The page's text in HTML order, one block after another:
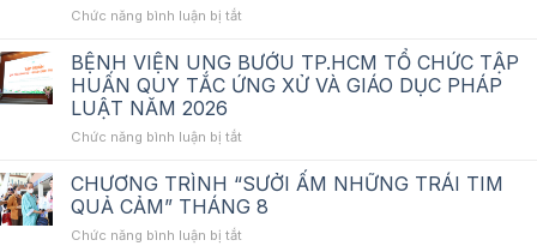
định_Nâng
cấp
hệ
mạng
dây
tại
BV
Ung
Chức năng bình luận bị tắt
báo
chào
giá_Tư
cấp
hệ
thống
mạng
BỆNH VIỆN UNG BƯỚU TP.HCM TỔ CHỨC TẬP
HUẤN QUY TẮC ỨNG XỬ VÀ GIÁO DỤC PHÁP
LUẬT NĂM 2026
Chức năng bình luận bị tắt
VIỆN
UNG
BƯỚU
TP.HCM
CHƯƠNG TRÌNH “SƯỞI ẤM NHỮNG TRÁI TIM
QUẢ CẢM” THÁNG 8
Chức năng bình luận bị tắt